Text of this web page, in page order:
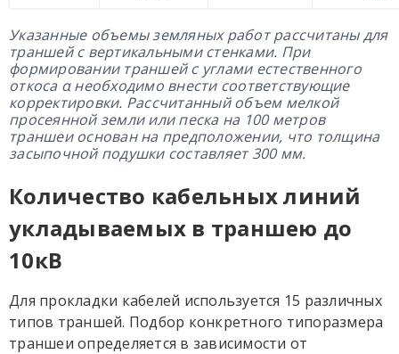
Указанные объемы земляных работ рассчитаны для
траншей с вертикальными стенками. При
формировании траншей с углами естественного
откоса α необходимо внести соответствующие
корректировки. Рассчитанный объем мелкой
просеянной земли или песка на 100 метров
траншеи основан на предположении, что толщина
засыпочной подушки составляет 300 мм.
Количество кабельных линий
укладываемых в траншею до
10кВ
Для прокладки кабелей используется 15 различных
типов траншей. Подбор конкретного типоразмера
траншеи определяется в зависимости от